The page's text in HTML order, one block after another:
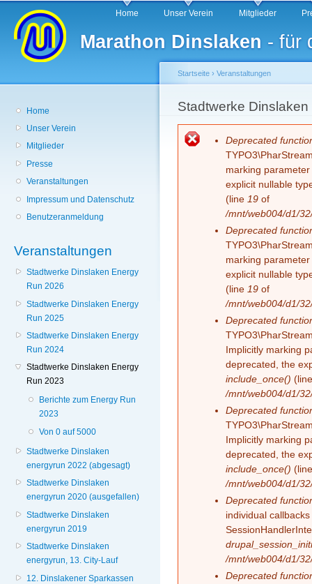
Marathon Dinslaken - für
Hauptmenü Home Unser Verein Mitglieder
Home
Unser Verein
Mitglieder
Presse
Veranstaltungen
Impressum und Datenschutz
Benutzeranmeldung
Veranstaltungen
Stadtwerke Dinslaken Energy
Run 2026
Stadtwerke Dinslaken Energy
Run 2025
Stadtwerke Dinslaken Energy
Run 2024
Stadtwerke Dinslaken Energy
Run 2023
Berichte zum Energy Run
2023
Von 0 auf 5000
Stadtwerke Dinslaken
energyrun 2022 (abgesagt)
Stadtwerke Dinslaken
energyrun 2020 (ausgefallen)
Stadtwerke Dinslaken
energyrun 2019
Stadtwerke Dinslaken
energyrun, 13. City-Lauf
12. Dinslakener Sparkassen
Sie sind hier
Startseite › Veranstaltungen
Stadtwerke
Fehlermeldung
Deprecated
marking
explicit nullable
(line 19 of
/mnt/web004/d1/
Deprecated
marking
explicit nullable
(line 19 of
/mnt/web004/d1/
Deprecated
Implicitly marking
deprecated, the
include_once()
/mnt/web004/d1/
Deprecated
Implicitly marking
deprecated, the
include_once()
/mnt/web004/d1/
Deprecated
individual
/mnt/web004/d1/
Deprecated